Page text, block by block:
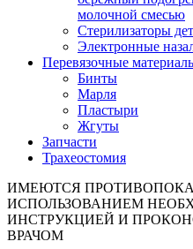
молочной смесью
Стерилизаторы
Электронные
Перевязочные
Бинты
Марля
Пластыри
Жгуты
Запчасти
Трахеостомия
ИМЕЮТСЯ
ИСПОЛЬЗОВАНИЕМ
ИНСТРУКЦИЕЙ И
ВРАЧОМ